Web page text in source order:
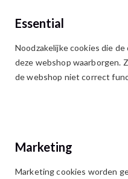
Ga
naar
de
WELKOM
Essential
Noodzakelijke cookies die
deze webshop waarborgen.
de webshop niet correct
Marketing
Marketing cookies worden